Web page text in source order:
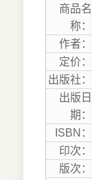
商品名
称：
作者：
定价：
出版社：
出版日
期：
ISBN：
印次：
版次：